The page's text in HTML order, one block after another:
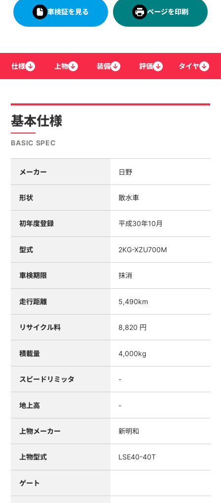
車検証を見る ページを印刷
仕様 ↓ 上物 ↓ 装備 ↓ 評価 ↓ タイヤ ↓
基本仕様
BASIC SPEC
メーカー 日野
形状 散水車
初年度登録 平成30年10月
型式 2KG-XZU700M
車検期限 抹消
走行距離 5,490km
リサイクル料 8,820 円
積載量 4,000kg
スピードリミッタ -
地上高 -
上物メーカー 新明和
上物型式 LSE40-40T
ゲート